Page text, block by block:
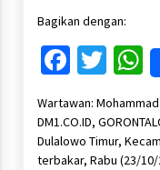
Bagikan dengan:
Wartawan:
DM1.CO.ID,
Dulalowo Timur,
terbakar, Rabu (23/10/